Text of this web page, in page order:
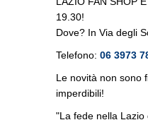
19.30!
Dove? In Via degli
Telefono: 06 3973
Le novità non sono
imperdibili!
"La fede nella Lazio